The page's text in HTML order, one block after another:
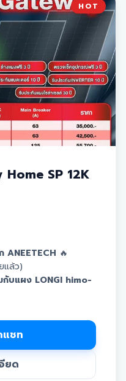
) ➡️ 34,500 HOT
SP 12K
ANEETECH 🔥
แล้ว)
กับแผง LONGI himo-
/ Breaker 63A) ➡️
/ Breaker 63A) ➡️
22kW / Breaker
แชท
ยด